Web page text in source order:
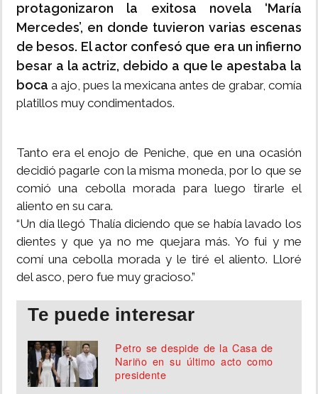
protagonizaron la exitosa novela ‘María
Mercedes’, en donde tuvieron varias escenas
de besos. El actor confesó que era un infierno
besar a la actriz, debido a que le apestaba la
boca a ajo, pues la mexicana antes de grabar, comía
platillos muy condimentados.
Tanto era el enojo de Peniche, que en una ocasión
decidió pagarle con la misma moneda, por lo que se
comió una cebolla morada para luego tirarle el
aliento en su cara.
“Un día llegó Thalía diciendo que se había lavado los
dientes y que ya no me quejara más. Yo fui y me
comí una cebolla morada y le tiré el aliento. Lloré
del asco, pero fue muy gracioso.”
Te puede interesar
Petro se despide de la Casa de
Nariño en su último acto como
presidente